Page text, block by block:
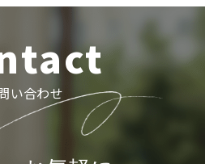
い合わせ